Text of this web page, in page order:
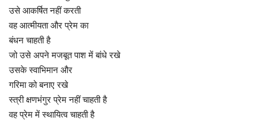
उसे आकर्षित नहीं करती
वह आत्मीयता और प्रेम का
बंधन चाहती है
जो उसे अपने मजबूत पाश में बांधे रखे
उसके स्वाभिमान और
गरिमा को बनाए रखे
स्त्री क्षणभंगुर प्रेम नहीं चाहती है
वह प्रेम में स्थायित्व चाहती है